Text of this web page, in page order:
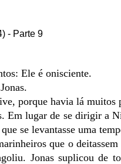
- Parte 9
Ele é onisciente.
porque havia lá muitos
Em lugar de se dirigir a
se levantasse uma
que o
Jonas suplicou de